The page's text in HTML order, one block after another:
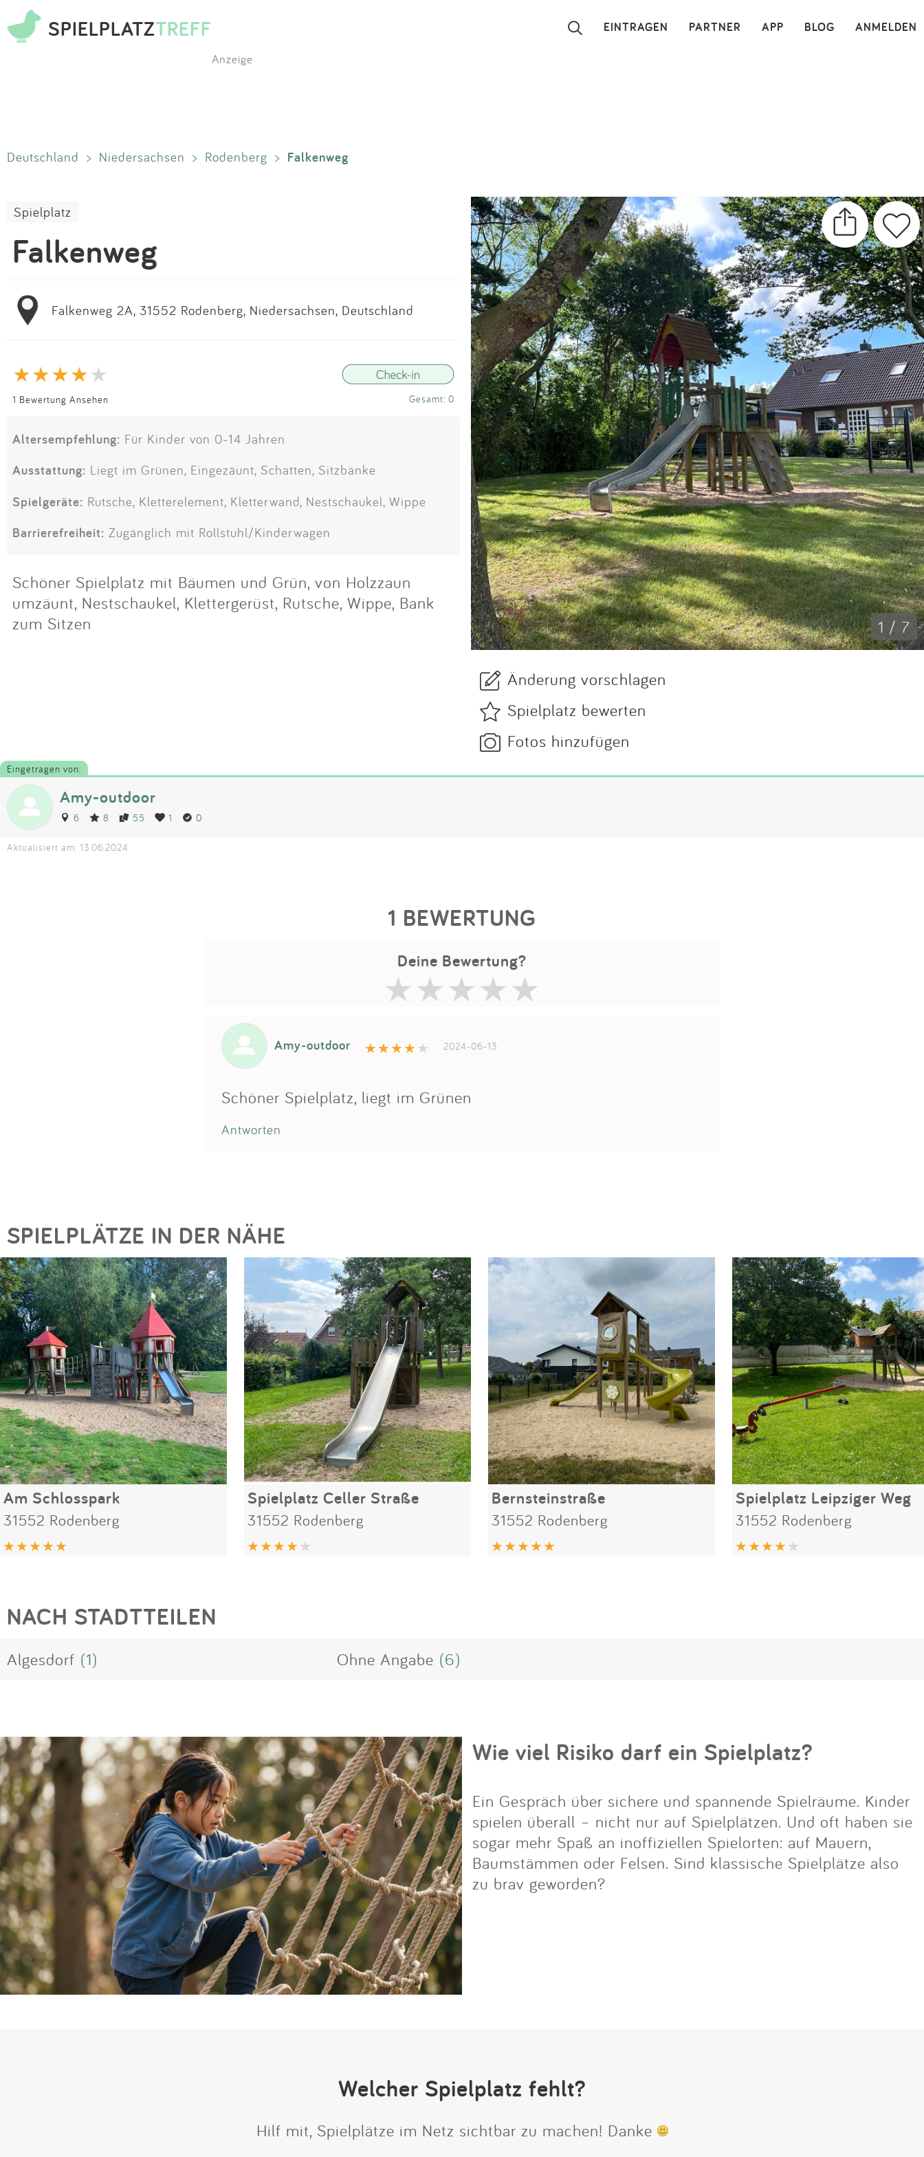
SPIELPLATZTREFF ANMELDEN
BLOG
APP
PARTNER
EINTRAGEN ×
Blog
Partner
Kontakt
Impressum
Anmelden
Anzeige
Deutschland > Niedersachsen > Rodenberg > Falkenweg
Spielplatz
Falkenweg
Falkenweg 2A, 31552 Rodenberg, Niedersachsen, Deutschland
1 Bewertung Ansehen Gesamt: 0
Altersempfehlung: Für Kinder von 0-14 Jahren
Ausstattung: Liegt im Grünen, Eingezäunt, Schatten, Sitzbänke
Spielgeräte: Rutsche, Kletterelement, Kletterwand, Nestschaukel, Wippe
Barrierefreiheit: Zugänglich mit Rollstuhl/Kinderwagen
Schöner Spielplatz mit Bäumen und Grün, von Holzzaun
umzäunt, Nestschaukel, Klettergerüst, Rutsche, Wippe, Bank
zum Sitzen
1 / 7
Änderung vorschlagen
Spielplatz bewerten
Fotos hinzufügen
Eingetragen von:
Amy-outdoor
6 8 55 1 0
Aktualisiert am: 13.06.2024
1 BEWERTUNG
Deine Bewertung?
Amy-outdoor 2024-06-13
Schöner Spielplatz, liegt im Grünen
Antworten
SPIELPLÄTZE IN DER NÄHE
Am Schlosspark
31552 Rodenberg
Spielplatz Celler Straße
31552 Rodenberg
Bernsteinstraße
31552 Rodenberg
Spielplatz Leipziger Weg
31552 Rodenberg
NACH STADTTEILEN
Algesdorf (1) Ohne Angabe (6)
Wie viel Risiko darf ein Spielplatz?
Ein Gespräch über sichere und spannende Spielräume. Kinder
spielen überall – nicht nur auf Spielplätzen. Und oft haben sie
sogar mehr Spaß an inoffiziellen Spielorten: auf Mauern,
Baumstämmen oder Felsen. Sind klassische Spielplätze also
zu brav geworden?
Welcher Spielplatz fehlt?
Hilf mit, Spielplätze im Netz sichtbar zu machen! Danke